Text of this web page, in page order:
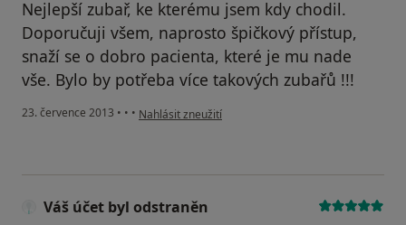
Nejlepší zubař, ke kterému jsem kdy chodil.
Doporučuji všem, naprosto špičkový přístup,
snaží se o dobro pacienta, které je mu nade
vše. Bylo by potřeba více takových zubařů !!!
23. července 2013 • • • podle názoru uživatele Váš účet byl odstraněn
Nahlásit zneužití
Váš účet byl odstraněn